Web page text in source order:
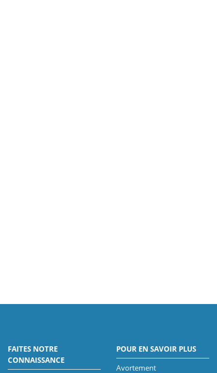
FAITES NOTRE
CONNAISSANCE
POUR EN SAVOIR PLUS
Avortement